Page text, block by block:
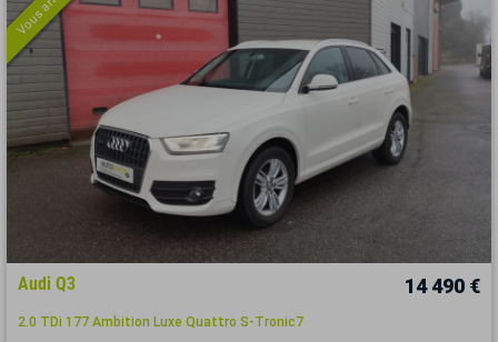
Audi Q3 14 490 €
2.0 TDi 177 Ambition Luxe Quattro S-Tronic7